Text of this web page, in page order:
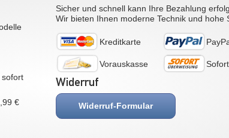
sofort
€
Sicher und schnell kann Ihre Bezahlung
Wir bieten Ihnen moderne Technik und hohe
Kreditkarte
Vorauskasse
Widerruf
Widerruf-Formular